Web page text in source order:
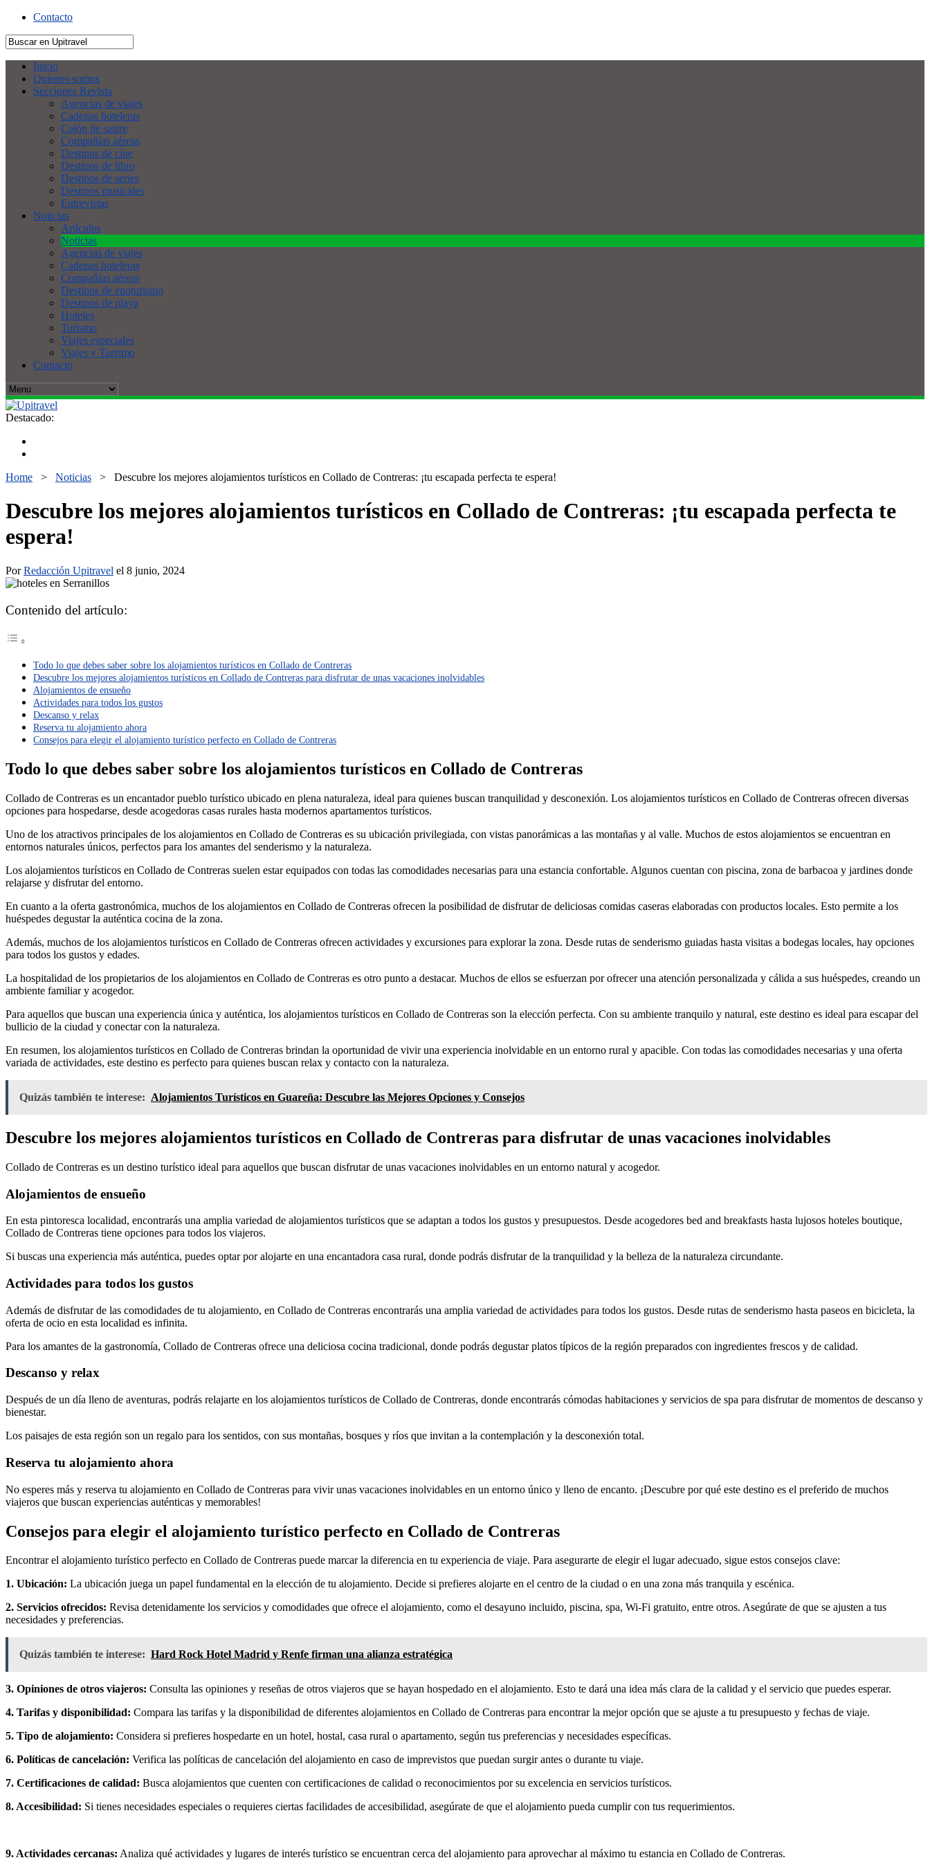
Contacto
Inicio
Quienes somos
Secciones Revista
Agencias de viajes
Cadenas hoteleras
Cajón de sastre
Compañías aéreas
Destinos de cine
Destinos de libro
Destinos de series
Destinos musicales
Entrevistas
Noticias
Artículos
Noticias
Agencias de viajes
Cadenas hoteleras
Compañías aéreas
Destinos de enoturismo
Destinos de playa
Hoteles
Turismo
Viajes especiales
Viajes y Turismo
Contacto
Destacado:
Home > Noticias > Descubre los mejores alojamientos turísticos en Collado de Contreras: ¡tu escapada perfecta te espera!
Descubre los mejores alojamientos turísticos en Collado de Contreras: ¡tu escapada perfecta te
espera!
PorRedacción Upitravel el 8 junio, 2024
Contenido del artículo:
Todo lo que debes saber sobre los alojamientos turísticos en Collado de Contreras
Descubre los mejores alojamientos turísticos en Collado de Contreras para disfrutar de unas vacaciones inolvidables
Alojamientos de ensueño
Actividades para todos los gustos
Descanso y relax
Reserva tu alojamiento ahora
Consejos para elegir el alojamiento turístico perfecto en Collado de Contreras
Todo lo que debes saber sobre los alojamientos turísticos en Collado de Contreras
Collado de Contreras es un encantador pueblo turístico ubicado en plena naturaleza, ideal para quienes buscan tranquilidad y desconexión. Los alojamientos turísticos en Collado de Contreras ofrecen diversas
opciones para hospedarse, desde acogedoras casas rurales hasta modernos apartamentos turísticos.
Uno de los atractivos principales de los alojamientos en Collado de Contreras es su ubicación privilegiada, con vistas panorámicas a las montañas y al valle. Muchos de estos alojamientos se encuentran en
entornos naturales únicos, perfectos para los amantes del senderismo y la naturaleza.
Los alojamientos turísticos en Collado de Contreras suelen estar equipados con todas las comodidades necesarias para una estancia confortable. Algunos cuentan con piscina, zona de barbacoa y jardines donde
relajarse y disfrutar del entorno.
En cuanto a la oferta gastronómica, muchos de los alojamientos en Collado de Contreras ofrecen la posibilidad de disfrutar de deliciosas comidas caseras elaboradas con productos locales. Esto permite a los
huéspedes degustar la auténtica cocina de la zona.
Además, muchos de los alojamientos turísticos en Collado de Contreras ofrecen actividades y excursiones para explorar la zona. Desde rutas de senderismo guiadas hasta visitas a bodegas locales, hay opciones
para todos los gustos y edades.
La hospitalidad de los propietarios de los alojamientos en Collado de Contreras es otro punto a destacar. Muchos de ellos se esfuerzan por ofrecer una atención personalizada y cálida a sus huéspedes, creando un
ambiente familiar y acogedor.
Para aquellos que buscan una experiencia única y auténtica, los alojamientos turísticos en Collado de Contreras son la elección perfecta. Con su ambiente tranquilo y natural, este destino es ideal para escapar del
bullicio de la ciudad y conectar con la naturaleza.
En resumen, los alojamientos turísticos en Collado de Contreras brindan la oportunidad de vivir una experiencia inolvidable en un entorno rural y apacible. Con todas las comodidades necesarias y una oferta
variada de actividades, este destino es perfecto para quienes buscan relax y contacto con la naturaleza.
Quizás también te interese: Alojamientos Turísticos en Guareña: Descubre las Mejores Opciones y Consejos
Descubre los mejores alojamientos turísticos en Collado de Contreras para disfrutar de unas vacaciones inolvidables
Collado de Contreras es un destino turístico ideal para aquellos que buscan disfrutar de unas vacaciones inolvidables en un entorno natural y acogedor.
Alojamientos de ensueño
En esta pintoresca localidad, encontrarás una amplia variedad de alojamientos turísticos que se adaptan a todos los gustos y presupuestos. Desde acogedores bed and breakfasts hasta lujosos hoteles boutique,
Collado de Contreras tiene opciones para todos los viajeros.
Si buscas una experiencia más auténtica, puedes optar por alojarte en una encantadora casa rural, donde podrás disfrutar de la tranquilidad y la belleza de la naturaleza circundante.
Actividades para todos los gustos
Además de disfrutar de las comodidades de tu alojamiento, en Collado de Contreras encontrarás una amplia variedad de actividades para todos los gustos. Desde rutas de senderismo hasta paseos en bicicleta, la
oferta de ocio en esta localidad es infinita.
Para los amantes de la gastronomía, Collado de Contreras ofrece una deliciosa cocina tradicional, donde podrás degustar platos típicos de la región preparados con ingredientes frescos y de calidad.
Descanso y relax
Después de un día lleno de aventuras, podrás relajarte en los alojamientos turísticos de Collado de Contreras, donde encontrarás cómodas habitaciones y servicios de spa para disfrutar de momentos de descanso y
bienestar.
Los paisajes de esta región son un regalo para los sentidos, con sus montañas, bosques y ríos que invitan a la contemplación y la desconexión total.
Reserva tu alojamiento ahora
No esperes más y reserva tu alojamiento en Collado de Contreras para vivir unas vacaciones inolvidables en un entorno único y lleno de encanto. ¡Descubre por qué este destino es el preferido de muchos
viajeros que buscan experiencias auténticas y memorables!
Consejos para elegir el alojamiento turístico perfecto en Collado de Contreras
Encontrar el alojamiento turístico perfecto en Collado de Contreras puede marcar la diferencia en tu experiencia de viaje. Para asegurarte de elegir el lugar adecuado, sigue estos consejos clave:
1. Ubicación: La ubicación juega un papel fundamental en la elección de tu alojamiento. Decide si prefieres alojarte en el centro de la ciudad o en una zona más tranquila y escénica.
2. Servicios ofrecidos: Revisa detenidamente los servicios y comodidades que ofrece el alojamiento, como el desayuno incluido, piscina, spa, Wi-Fi gratuito, entre otros. Asegúrate de que se ajusten a tus
necesidades y preferencias.
Quizás también te interese: Hard Rock Hotel Madrid y Renfe firman una alianza estratégica
3. Opiniones de otros viajeros: Consulta las opiniones y reseñas de otros viajeros que se hayan hospedado en el alojamiento. Esto te dará una idea más clara de la calidad y el servicio que puedes esperar.
4. Tarifas y disponibilidad: Compara las tarifas y la disponibilidad de diferentes alojamientos en Collado de Contreras para encontrar la mejor opción que se ajuste a tu presupuesto y fechas de viaje.
5. Tipo de alojamiento: Considera si prefieres hospedarte en un hotel, hostal, casa rural o apartamento, según tus preferencias y necesidades específicas.
6. Políticas de cancelación: Verifica las políticas de cancelación del alojamiento en caso de imprevistos que puedan surgir antes o durante tu viaje.
7. Certificaciones de calidad: Busca alojamientos que cuenten con certificaciones de calidad o reconocimientos por su excelencia en servicios turísticos.
8. Accesibilidad: Si tienes necesidades especiales o requieres ciertas facilidades de accesibilidad, asegúrate de que el alojamiento pueda cumplir con tus requerimientos.
9. Actividades cercanas: Analiza qué actividades y lugares de interés turístico se encuentran cerca del alojamiento para aprovechar al máximo tu estancia en Collado de Contreras.